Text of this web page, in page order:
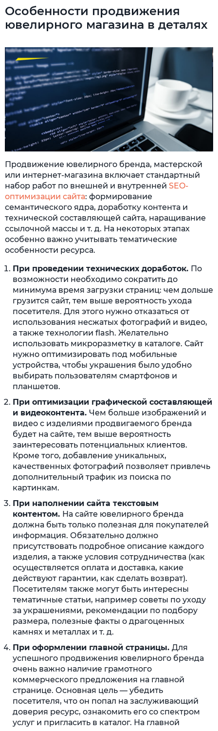
Особенности продвижения
ювелирного магазина в деталях
Продвижение ювелирного бренда, мастерской
или интернет-магазина включает стандартный
набор работ по внешней и внутренней SEO-
оптимизации сайта: формирование
семантического ядра, доработку контента и
технической составляющей сайта, наращивание
ссылочной массы и т. д. На некоторых этапах
особенно важно учитывать тематические
особенности ресурса.
При проведении технических доработок. По
возможности необходимо сократить до
минимума время загрузки страниц: чем дольше
грузится сайт, тем выше вероятность ухода
посетителя. Для этого нужно отказаться от
использования несжатых фотографий и видео,
а также технологии flash. Желательно
использовать микроразметку в каталоге. Сайт
нужно оптимизировать под мобильные
устройства, чтобы украшения было удобно
выбирать пользователям смартфонов и
планшетов.
При оптимизации графической составляющей
и видеоконтента. Чем больше изображений и
видео с изделиями продвигаемого бренда
будет на сайте, тем выше вероятность
заинтересовать потенциальных клиентов.
Кроме того, добавление уникальных,
качественных фотографий позволяет привлечь
дополнительный трафик из поиска по
картинкам.
При наполнении сайта текстовым
контентом. На сайте ювелирного бренда
должна быть только полезная для покупателей
информация. Обязательно должно
присутствовать подробное описание каждого
изделия, а также условия сотрудничества (как
осуществляется оплата и доставка, какие
действуют гарантии, как сделать возврат).
Посетителям также могут быть интересны
тематичные статьи, например советы по уходу
за украшениями, рекомендации по подбору
размера, полезные факты о драгоценных
камнях и металлах и т. д.
При оформлении главной страницы. Для
успешного продвижения ювелирного бренда
очень важно наличие грамотного
коммерческого предложения на главной
странице. Основная цель — убедить
посетителя, что он попал на заслуживающий
доверия ресурс, ознакомить его со спектром
услуг и пригласить в каталог. На главной